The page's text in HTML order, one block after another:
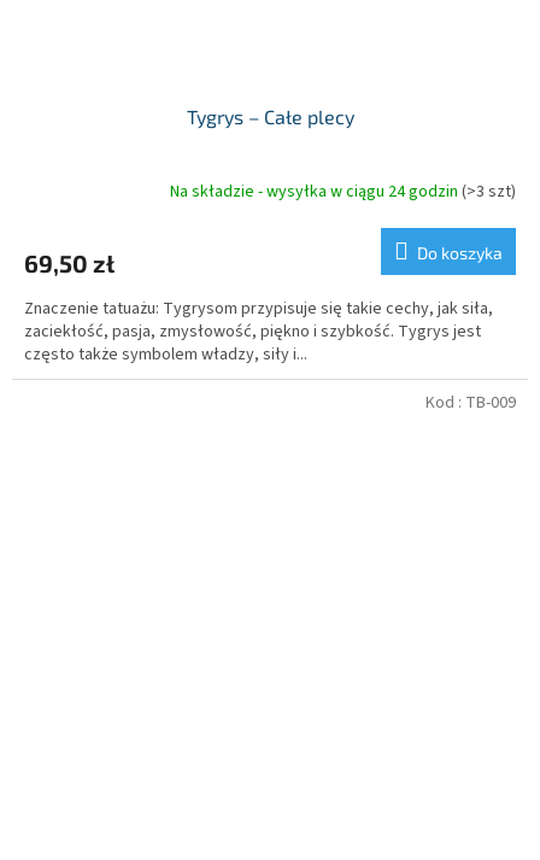
Tygrys – Całe plecy
Na składzie - wysyłka w ciągu 24 godzin (>3 szt)
69,50 zł Do koszyka
Znaczenie tatuażu: Tygrysom przypisuje się takie cechy, jak siła,
zaciekłość, pasja, zmysłowość, piękno i szybkość. Tygrys jest
często także symbolem władzy, siły i...
Kod : TB-009